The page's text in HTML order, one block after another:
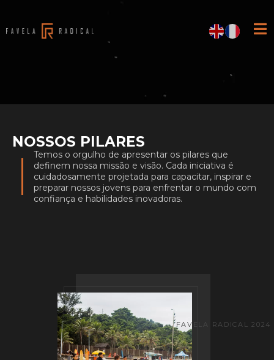
NOSSOS PILARES
Temos o orgulho de apresentar os pilares que
definem nossa missão e visão. Cada iniciativa é
cuidadosamente projetada para capacitar, inspirar e
preparar nossos jovens para enfrentar o mundo com
confiança e habilidades inovadoras.
FAVELA RADICAL 2024